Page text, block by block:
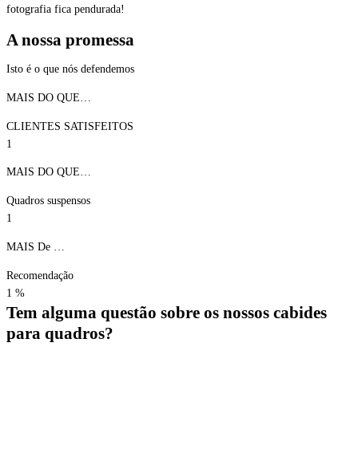
fotografia fica pendurada!
A nossa promessa
Isto é o que nós defendemos
MAIS DO QUE…
CLIENTES SATISFEITOS
1
MAIS DO QUE…
Quadros suspensos
1
MAIS De …
Recomendação
1 %
Tem alguma questão sobre os nossos cabides
para quadros?